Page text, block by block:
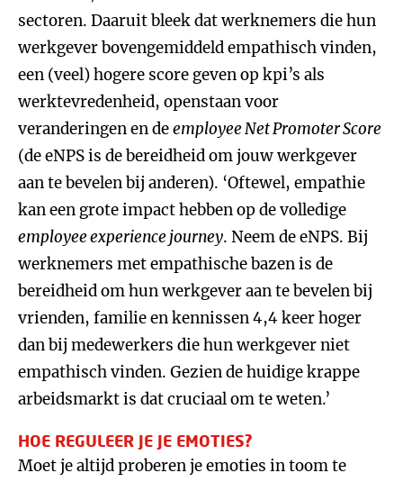
sectoren. Daaruit bleek dat werknemers die hun
werkgever bovengemiddeld empathisch vinden,
een (veel) hogere score geven op kpi’s als
werktevredenheid, openstaan voor
veranderingen en deemployee Net Promoter Score
(de eNPS is de bereidheid om jouw werkgever
aan te bevelen bij anderen). ‘Oftewel, empathie
kan een grote impact hebben op de volledige
employee experience journey. Neem de eNPS. Bij
werknemers met empathische bazen is de
bereidheid om hun werkgever aan te bevelen bij
vrienden, familie en kennissen 4,4 keer hoger
dan bij medewerkers die hun werkgever niet
empathisch vinden. Gezien de huidige krappe
arbeidsmarkt is dat cruciaal om te weten.’
HOE REGULEER JE JE EMOTIES?
Moet je altijd proberen je emoties in toom te